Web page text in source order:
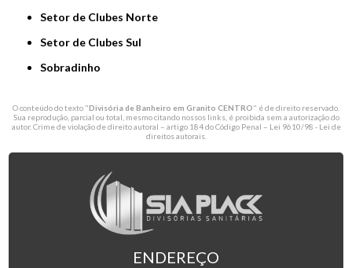
Setor de Clubes Norte
Setor de Clubes Sul
Sobradinho
O conteúdo do texto "Divisória de Banheiro em Granito CENTRO" é de direito reservado.
Sua reprodução, parcial ou total, mesmo citando nossos links, é proibida sem a autorização do
autor. Crime de violação de direito autoral – artigo 184 do Código Penal – Lei 9610/98 - Lei de
direitos autorais.
ENDEREÇO